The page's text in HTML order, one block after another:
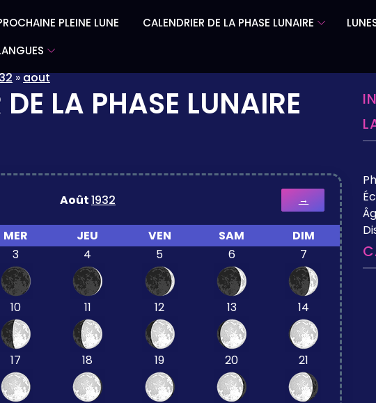
PLEINE LUNE CALENDRIER DE LA PHASE LUNAIRE
»aout
LA PHASE LUNAIRE
Août1932 →
MER JEU VEN SAM
DIM
3 4 5 6 7
10 11 12 13 14
17 18 19 20 21